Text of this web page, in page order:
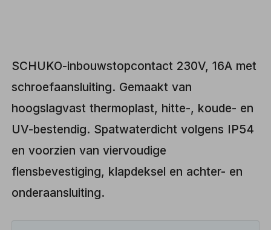
SCHUKO-inbouwstopcontact 230V, 16A met
schroefaansluiting. Gemaakt van
hoogslagvast thermoplast, hitte-, koude- en
UV-bestendig. Spatwaterdicht volgens IP54
en voorzien van viervoudige
flensbevestiging, klapdeksel en achter- en
onderaansluiting.